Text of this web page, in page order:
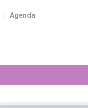
Agenda